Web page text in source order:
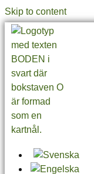
Skip to content